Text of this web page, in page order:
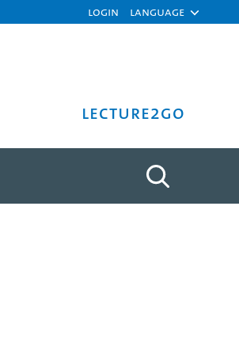
Login Language
Lecture2Go